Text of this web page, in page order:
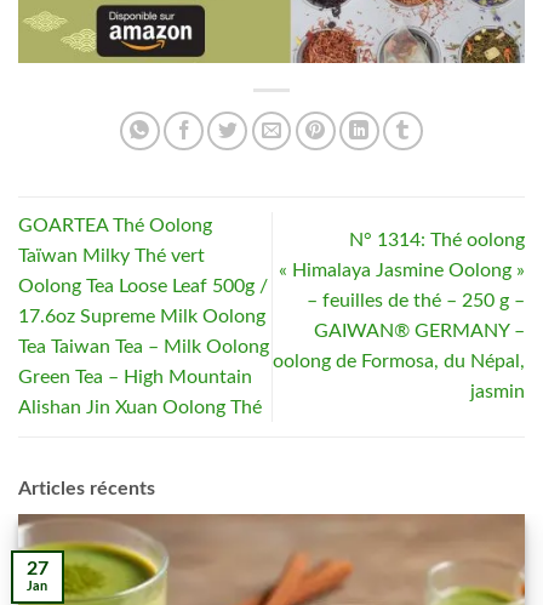
GOARTEA Thé Oolong
Taïwan Milky Thé vert
Oolong Tea Loose Leaf 500g /
17.6oz Supreme Milk Oolong
Tea Taiwan Tea – Milk Oolong
Green Tea – High Mountain
Alishan Jin Xuan Oolong Thé
N° 1314: Thé oolong
« Himalaya Jasmine Oolong »
– feuilles de thé – 250 g –
GAIWAN® GERMANY –
oolong de Formosa, du Népal,
jasmin
Articles récents
27
Jan